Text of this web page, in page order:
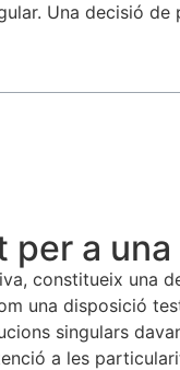
Una decisió
a
constitueix una
una disposició
singulars
a les